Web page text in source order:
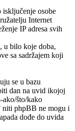
osobe
Internet
IP adresa svih
u bilo koje doba,
sa sadržajem koji
se u bazu
dan na uvid ikojoj
ako/što/kako
phpBB ne mogu i
dođe do uvida